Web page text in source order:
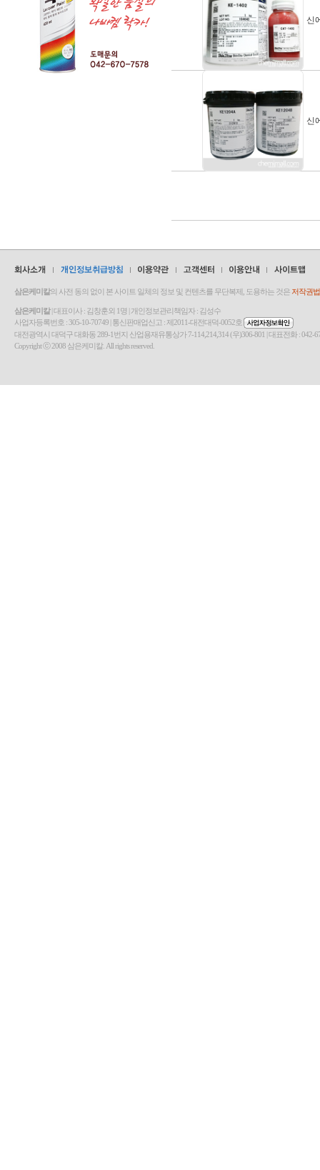
신
신
삼은케미칼의 사전 동의 없이 본 사이트 일체의 정보 및 컨텐츠를 무단복제, 도용하는 것은 저작권
삼은케미칼| 대표이사 : 김창훈외 1명 | 개인정보관리책임자 : 김성수
사업자등록번호 : 305-10-70749 | 통신판매업신고 : 제2011-대전대덕-0052호
대전광역시 대덕구 대화동 289-1번지 산업용재유통상가 7-114,214,314 (우)306-801 | 대표전화 : 042-
Copyright ⓒ 2008 삼은케미칼. All rights reserved.